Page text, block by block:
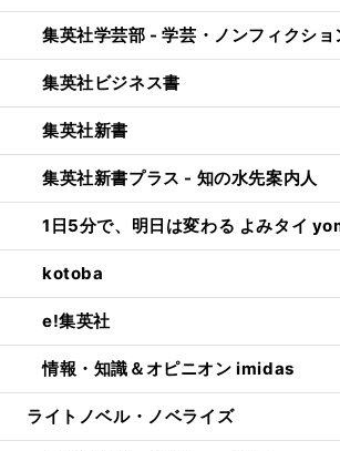
集英社学芸部 - 学芸・ノンフィクショ
集英社ビジネス書
集英社新書
集英社新書プラス - 知の水先案内人
1日5分で、明日は変わる よみタイ
kotoba
e!集英社
情報・知識＆オピニオン imidas
ライトノベル・ノベライズ